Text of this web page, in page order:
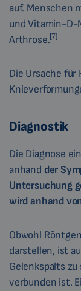
auf. Menschen
und Vitamin-D-
Arthrose.[7]
Die Ursache
Diagnostik
Die Diagnose
anhand der
Untersuchung
wird anhand
Obwohl
darstellen, ist
Gelenkspalts
verbunden ist.